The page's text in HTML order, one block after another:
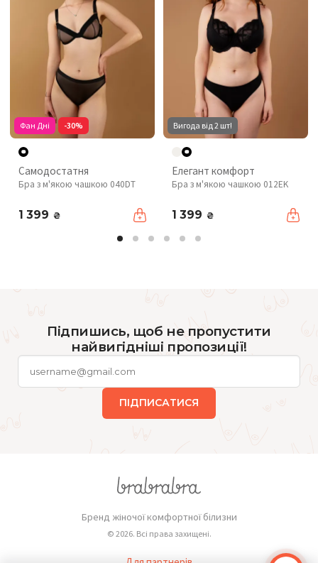
Фан Дні -30%
Самодостатня
Бра з м'якою чашкою 040DT
1 399 ₴
Вигода від 2 шт!
Елегант комфорт
Бра з м'якою чашкою 012EK
1 399 ₴
Підпишись, щоб не пропустити
найвигідніші пропозиції!
ПІДПИСАТИСЯ
Бренд жіночої комфортної білизни
© 2026. Всі права захищені.